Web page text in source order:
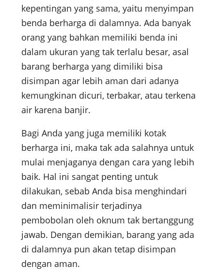
kepentingan yang sama, yaitu menyimpan
benda berharga di dalamnya. Ada banyak
orang yang bahkan memiliki benda ini
dalam ukuran yang tak terlalu besar, asal
barang berharga yang dimiliki bisa
disimpan agar lebih aman dari adanya
kemungkinan dicuri, terbakar, atau terkena
air karena banjir.
Bagi Anda yang juga memiliki kotak
berharga ini, maka tak ada salahnya untuk
mulai menjaganya dengan cara yang lebih
baik. Hal ini sangat penting untuk
dilakukan, sebab Anda bisa menghindari
dan meminimalisir terjadinya
pembobolan oleh oknum tak bertanggung
jawab. Dengan demikian, barang yang ada
di dalamnya pun akan tetap disimpan
dengan aman.